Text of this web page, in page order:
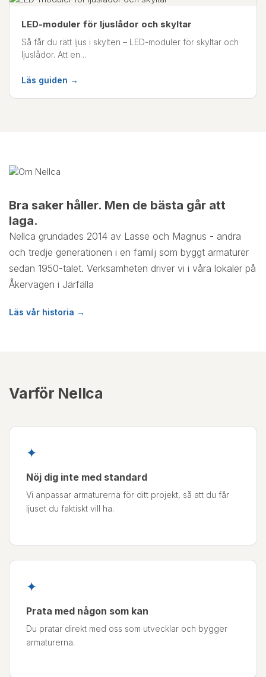
LED-moduler för ljuslådor och skyltar
Så får du rätt ljus i skylten – LED-moduler för skyltar och
ljuslådor. Att en…
Läs guiden →
Bra saker håller. Men de bästa går att
laga.
Nellca grundades 2014 av Lasse och Magnus - andra
och tredje generationen i en familj som byggt armaturer
sedan 1950-talet. Verksamheten driver vi i våra lokaler på
Åkervägen i Järfälla
Läs vår historia →
Varför Nellca
✦
Nöj dig inte med standard
Vi anpassar armaturerna för ditt projekt, så att du får
ljuset du faktiskt vill ha.
✦
Prata med någon som kan
Du pratar direkt med oss som utvecklar och bygger
armaturerna.